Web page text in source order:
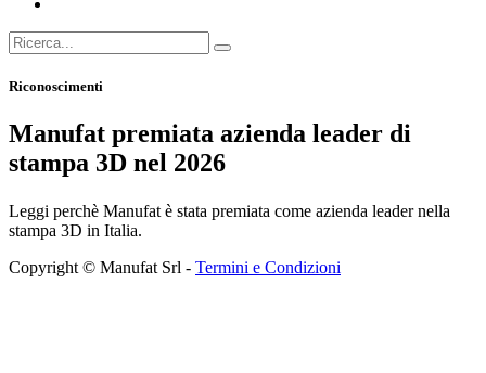
Riconoscimenti
Manufat premiata azienda leader di
stampa 3D nel 2026
Leggi perchè Manufat è stata premiata come azienda leader nella
stampa 3D in Italia.
Copyright © Manufat Srl - Termini e Condizioni